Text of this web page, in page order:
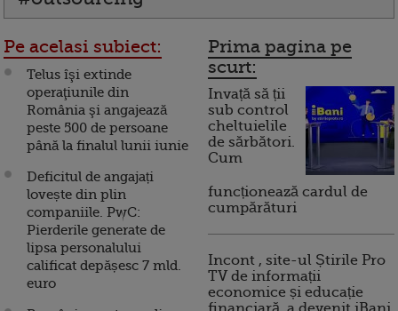
Pe acelasi subiect:
Telus îşi extinde
operaţiunile din
România şi angajează
peste 500 de persoane
până la finalul lunii iunie
Deficitul de angajați
lovește din plin
companiile. PwC:
Pierderile generate de
lipsa personalului
calificat depășesc 7 mld.
euro
Prima pagina pe
scurt:
Invață să ții
sub control
cheltuielile
de sărbători.
Cum
funcționează cardul de
cumpărături
Incont , site-ul Știrile Pro
TV de informații
economice și educație